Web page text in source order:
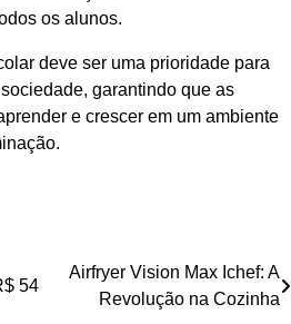
os alunos.
deve ser uma prioridade para
garantindo que as
e crescer em um ambiente
54
Airfryer Vision Max Ichef: A
Revolução na Cozinha